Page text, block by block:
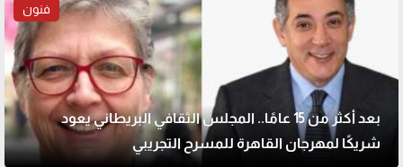
فنون
بعد أكثر من 15 عامًا.. المجلس الثقافي البريطاني يعود
شريكًا لمهرجان القاهرة للمسرح التجريبي